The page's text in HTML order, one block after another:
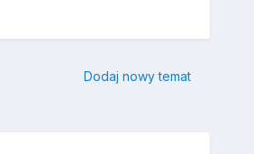
Dodaj nowy temat